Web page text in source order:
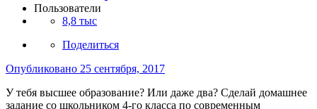
Пользователи
8,8 тыс
Поделиться
Опубликовано 25 сентября, 2017
У тебя высшее образование? Или даже два? Сделай домашнее
задание со школьником 4-го класса по современным